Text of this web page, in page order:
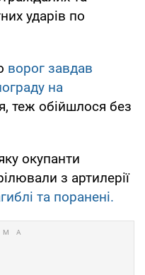
ударів по
ворог завдав
на
теж обійшлося без
окупанти
з артилерії
та поранені.